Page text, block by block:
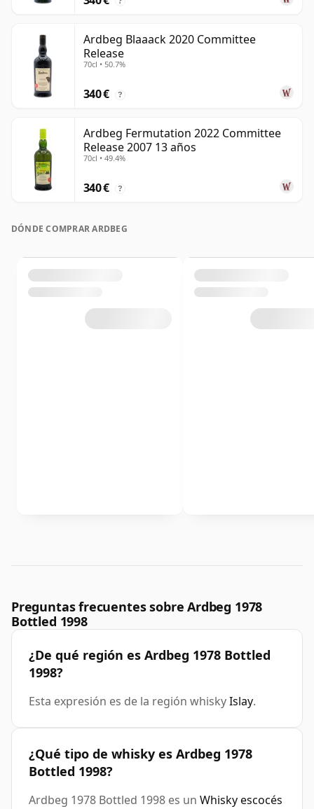
Ardbeg Blaaack 2020 Committee
Release
70cl • 50.7%
340 € ?
Ardbeg Fermutation 2022 Committee
Release 2007 13 años
70cl • 49.4%
340 € ?
DÓNDE COMPRAR ARDBEG
Preguntas frecuentes sobre Ardbeg 1978
Bottled 1998
¿De qué región es Ardbeg 1978 Bottled
1998?
Esta expresión es de la región whiskyIslay.
¿Qué tipo de whisky es Ardbeg 1978
Bottled 1998?
Ardbeg 1978 Bottled 1998 es un Whisky escocés